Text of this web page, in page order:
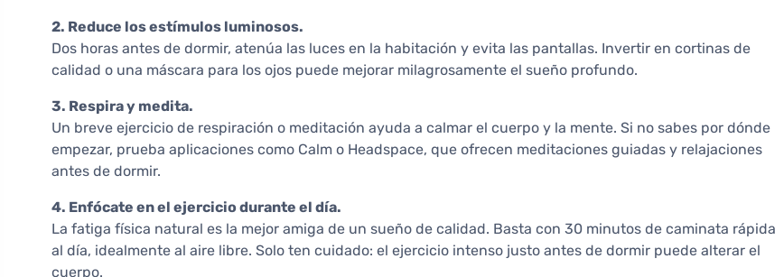
2. Reduce los estímulos luminosos.
Dos horas antes de dormir, atenúa las luces en la habitación y evita las pantallas. Invertir en cortinas de
calidad o una máscara para los ojos puede mejorar milagrosamente el sueño profundo.
3. Respira y medita.
Un breve ejercicio de respiración o meditación ayuda a calmar el cuerpo y la mente. Si no sabes por dónde
empezar, prueba aplicaciones como Calm o Headspace, que ofrecen meditaciones guiadas y relajaciones
antes de dormir.
4. Enfócate en el ejercicio durante el día.
La fatiga física natural es la mejor amiga de un sueño de calidad. Basta con 30 minutos de caminata rápida
al día, idealmente al aire libre. Solo ten cuidado: el ejercicio intenso justo antes de dormir puede alterar el
cuerpo.